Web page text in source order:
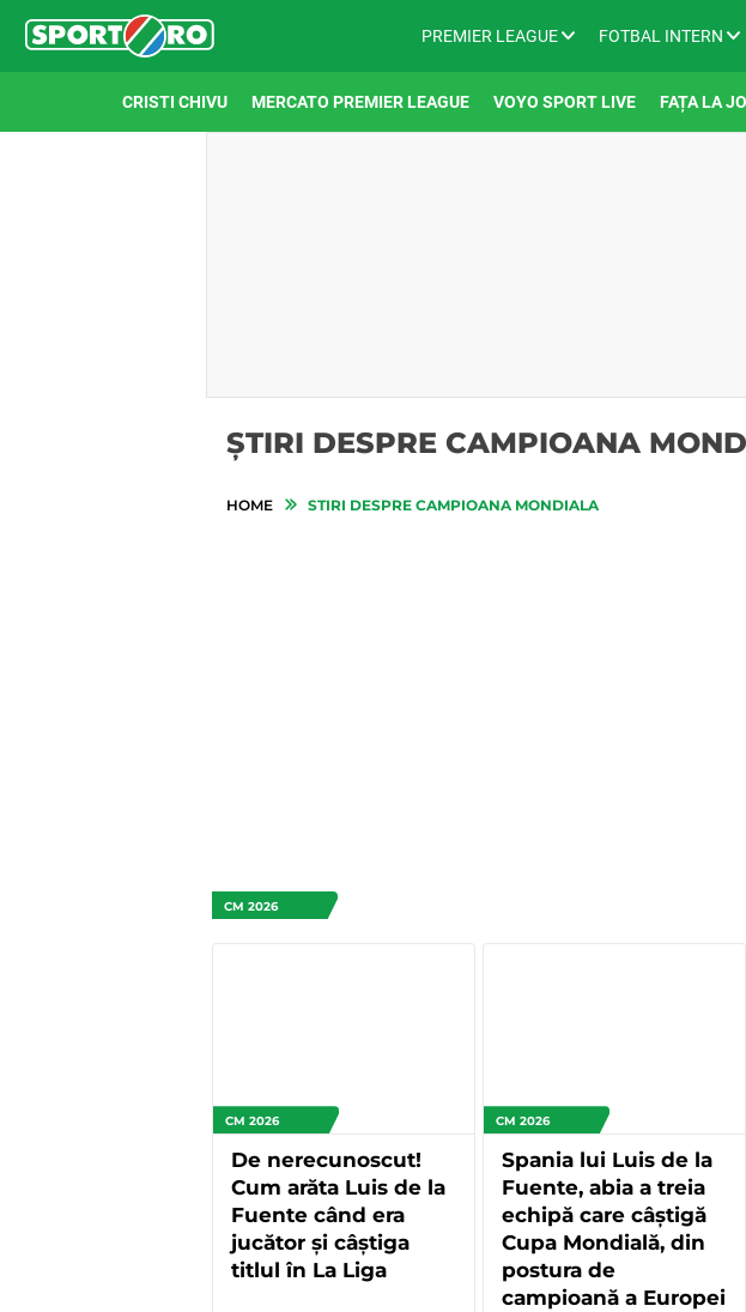
PREMIER LEAGUE FOTBAL INTERN
CRISTI CHIVU MERCATO PREMIER LEAGUE VOYO SPORT LIVE FAȚA LA
ȘTIRI DESPRE CAMPIOANA
HOME STIRI DESPRE CAMPIOANA MONDIALA
CM 2026
CM 2026
De nerecunoscut!
Cum arăta Luis de la
Fuente când era
jucător și câștiga
titlul în La Liga
CM 2026
Spania lui Luis de la
Fuente, abia a treia
echipă care câștigă
Cupa Mondială, din
postura de
campioană a Europei